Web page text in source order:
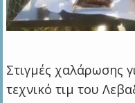
Στιγμές χαλάρωσης
τεχνικό τιμ του